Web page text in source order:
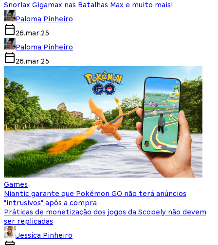
Snorlax Gigamax nas Batalhas Max e muito mais!
Paloma Pinheiro
26.mar.25
Paloma Pinheiro
26.mar.25
Games
Niantic garante que Pokémon GO não terá anúncios
"intrusivos" após a compra
Práticas de monetização dos jogos da Scopely não devem
ser replicadas
Jessica Pinheiro